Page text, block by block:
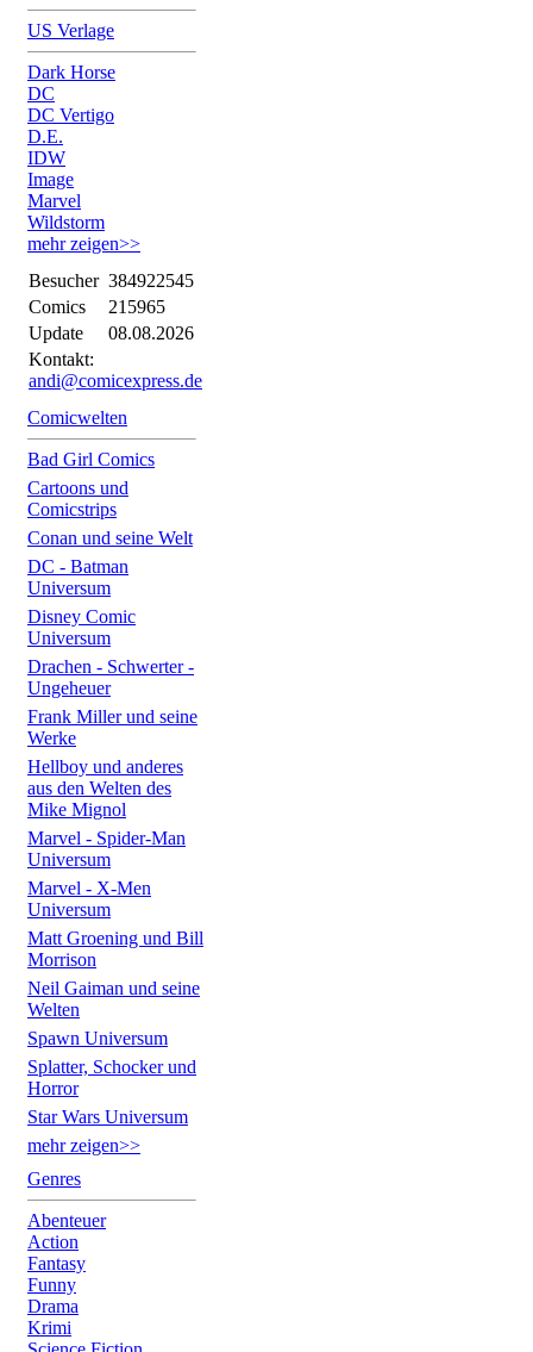
US Verlage
Dark Horse
DC
DC Vertigo
D.E.
IDW
Image
Marvel
Wildstorm
mehr zeigen>>
Besucher 384922545
Comics
215965
Update
08.08.2026
Kontakt:
andi@comicexpress.de
Comicwelten
Bad Girl Comics
Cartoons und
Comicstrips
Conan und seine Welt
DC - Batman
Universum
Disney Comic
Universum
Drachen - Schwerter -
Ungeheuer
Frank Miller und seine
Werke
Hellboy und anderes
aus den Welten des
Mike Mignol
Marvel - Spider-Man
Universum
Marvel - X-Men
Universum
Matt Groening und Bill
Morrison
Neil Gaiman und seine
Welten
Spawn Universum
Splatter, Schocker und
Horror
Star Wars Universum
mehr zeigen>>
Genres
Abenteuer
Action
Fantasy
Funny
Drama
Krimi